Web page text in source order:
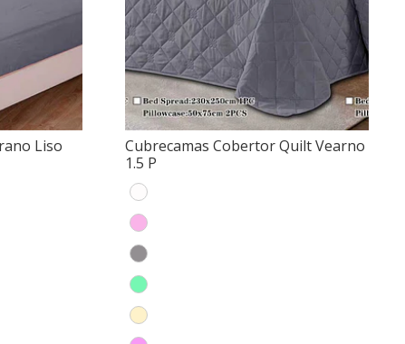
Liso
Cubrecamas Cobertor Quilt Vearno
1.5 P